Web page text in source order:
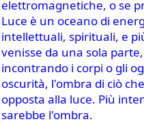
elettromagnetiche, o se
Luce è un oceano di
intellettuali, spirituali, e
venisse da una sola
incontrando i corpi o gli
oscurità, l'ombra di ciò
opposta alla luce. Più
sarebbe l'ombra.